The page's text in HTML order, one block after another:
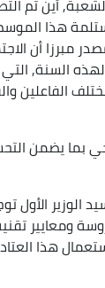
هذا
مبرزا أن
لهذه السنة,
الفاعلين
بما يضمن
الأول
ومعايير تقنية
هذا